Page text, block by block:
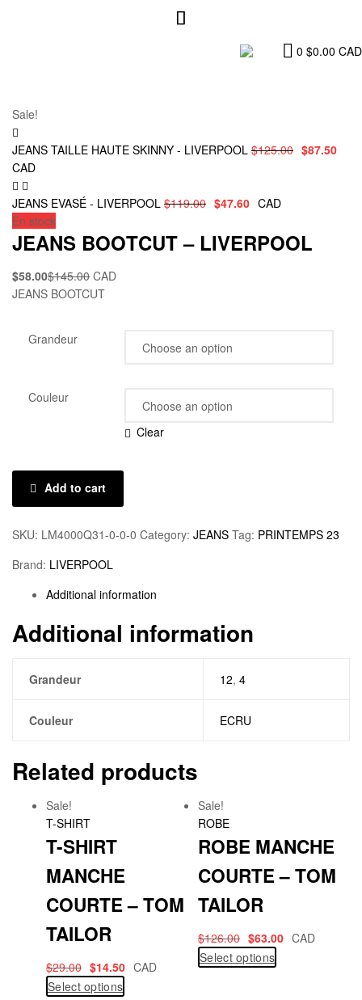
0 $0.00 CAD
Sale!
JEANS TAILLE HAUTE SKINNY - LIVERPOOL $125.00 $87.50
CAD
JEANS EVASÉ - LIVERPOOL $119.00 $47.60 CAD
En stock
JEANS BOOTCUT – LIVERPOOL
$145.00
$58.00
CAD
JEANS BOOTCUT
Grandeur
Couleur
Clear
Add to cart
SKU: LM4000Q31-0-0-0 Category: JEANS Tag: PRINTEMPS 23
Brand: LIVERPOOL
Additional information
Additional information
Grandeur 12, 4
Couleur ECRU
Related products
Sale!
T-SHIRT
T-SHIRT
MANCHE
COURTE – TOM
TAILOR
$29.00 $14.50 CAD
Select options
Sale!
ROBE
ROBE MANCHE
COURTE – TOM
TAILOR
$126.00 $63.00 CAD
Select options